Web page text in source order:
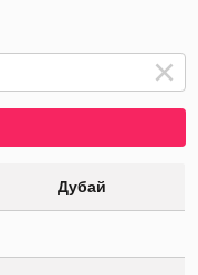
Дубай